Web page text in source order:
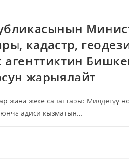
кадастр,
агенттиктин
жарыялайт
жана жеке сапаттары: Милдетүү
адиси кызматын…